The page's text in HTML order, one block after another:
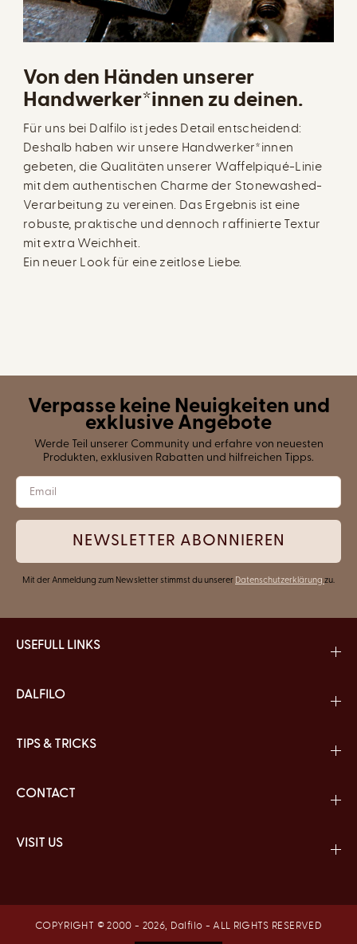
Von den Händen unserer
Handwerker*innen zu deinen.
Für uns bei Dalfilo ist jedes Detail entscheidend:
Deshalb haben wir unsere Handwerker*innen
gebeten, die Qualitäten unserer Waffelpiqué-Linie
mit dem authentischen Charme der Stonewashed-
Verarbeitung zu vereinen. Das Ergebnis ist eine
robuste, praktische und dennoch raffinierte Textur
mit extra Weichheit.
Ein neuer Look für eine zeitlose Liebe.
Verpasse keine Neuigkeiten und
exklusive Angebote
Werde Teil unserer Community und erfahre von neuesten
Produkten, exklusiven Rabatten und hilfreichen Tipps.
NEWSLETTER ABONNIEREN
Mit der Anmeldung zum Newsletter stimmst du unserer Datenschutzerklärung zu.
USEFULL LINKS
DALFILO
TIPS & TRICKS
CONTACT
VISIT US
COPYRIGHT © 2000 - 2026, Dalfilo - ALL RIGHTS RESERVED